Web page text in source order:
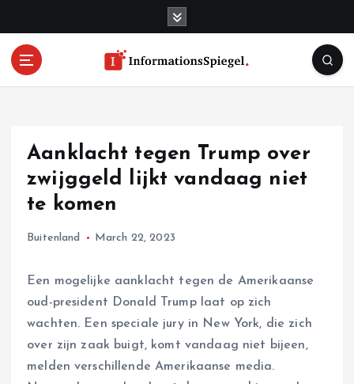
Aanklacht tegen Trump over
zwijggeld lijkt vandaag niet
te komen
Buitenland March 22, 2023
Een mogelijke aanklacht tegen de Amerikaanse
oud-president Donald Trump laat op zich
wachten. Een speciale jury in New York, die zich
over zijn zaak buigt, komt vandaag niet bijeen,
melden verschillende Amerikaanse media.